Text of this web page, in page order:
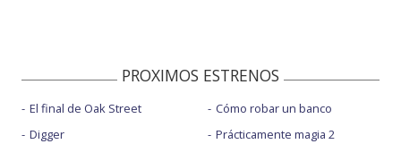
PROXIMOS ESTRENOS
El final de Oak Street
Digger
Cómo robar un banco
Prácticamente magia 2